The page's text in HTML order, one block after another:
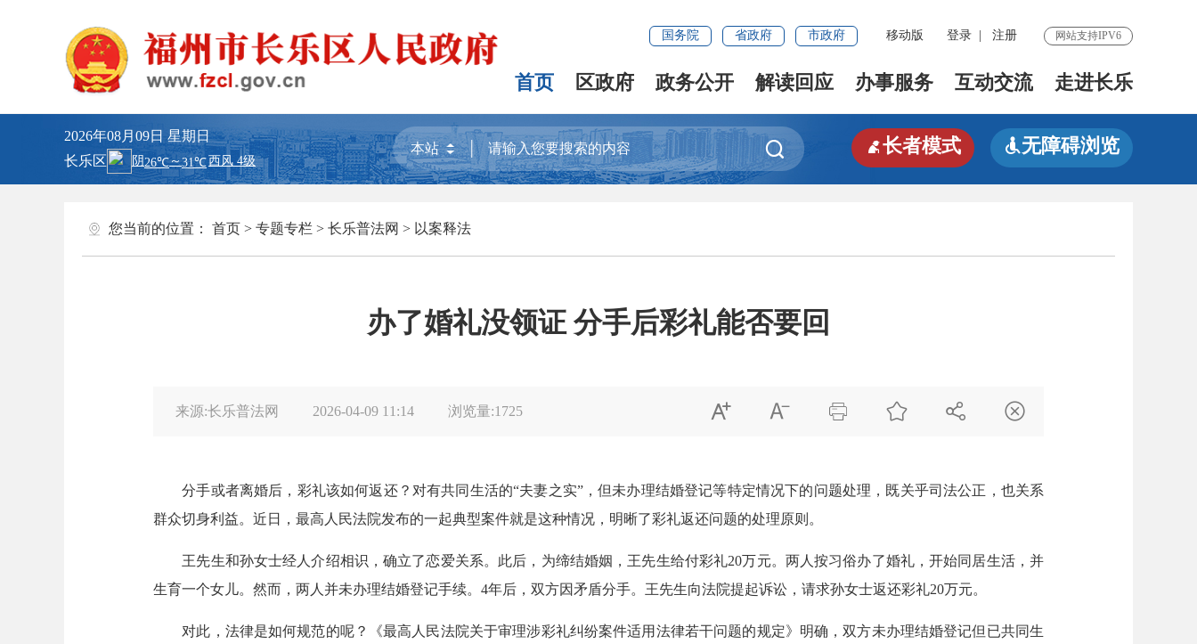
国务院 省政府 市政府 移动版 登录 注册 网站支持IPV6
首页 区政府 政务公开 解读回应 办事服务 互动交流 走进长乐
2026年08月09日 星期日
长乐区
 长者模式 无障碍浏览
您当前的位置： 首页 > 专题专栏 > 长乐普法网 > 以案释法
办了婚礼没领证 分手后彩礼能否要回
来源:长乐普法网 2026-04-09 11:14 浏览量:1725      
分手或者离婚后，彩礼该如何返还？对有共同生活的“夫妻之实”，但未办理结婚登记等特定情况下的问题处理，既关乎司法公正，也关系
群众切身利益。近日，最高人民法院发布的一起典型案件就是这种情况，明晰了彩礼返还问题的处理原则。
王先生和孙女士经人介绍相识，确立了恋爱关系。此后，为缔结婚姻，王先生给付彩礼20万元。两人按习俗办了婚礼，开始同居生活，并
生育一个女儿。然而，两人并未办理结婚登记手续。4年后，双方因矛盾分手。王先生向法院提起诉讼，请求孙女士返还彩礼20万元。
对此，法律是如何规范的呢？《最高人民法院关于审理涉彩礼纠纷案件适用法律若干问题的规定》明确，双方未办理结婚登记但已共同生